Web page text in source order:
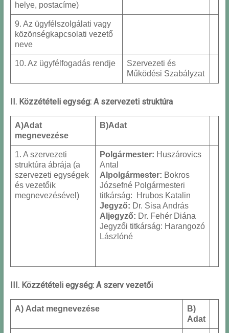
helye, postacíme)
9. Az ügyfélszolgálati vagy
közönségkapcsolati vezető
neve
10. Az ügyfélfogadás rendje
Szervezeti és
Működési Szabályzat
II. Közzétételi egység: A szervezeti struktúra
A)Adat
megnevezése
B)Adat
1. A szervezeti
struktúra ábrája (a
szervezeti egységek
és vezetőik
megnevezésével)
Polgármester: Huszárovics
Antal
Alpolgármester: Bokros
Józsefné Polgármesteri
titkárság: Hrubos Katalin
Jegyző: Dr. Sisa András
Aljegyző: Dr. Fehér Diána
Jegyzői titkárság: Harangozó
Lászlóné
III. Közzétételi egység: A szerv vezetői
A) Adat megnevezése
B)
Adat